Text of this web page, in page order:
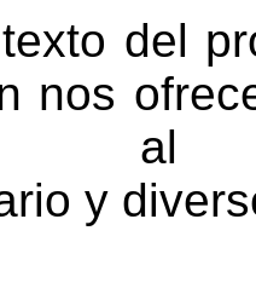
del
nos
al
y